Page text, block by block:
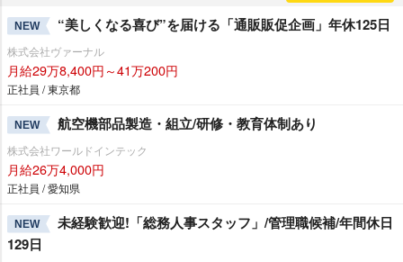
NEW “美しくなる喜び”を届ける「通販販促企画」年休125日
株式会社ヴァーナル
月給29万8,400円～41万200円
正社員 / 東京都
NEW 航空機部品製造・組立/研修・教育体制あり
株式会社ワールドインテック
月給26万4,000円
正社員 / 愛知県
NEW
未経験歓迎!「総務人事スタッフ」/管理職候補/年間休日
129日